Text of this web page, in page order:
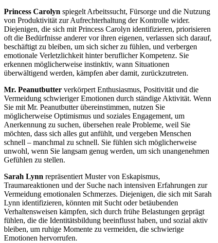
Princess Carolyn spiegelt Arbeitssucht, Fürsorge und die Nutzung
von Produktivität zur Aufrechterhaltung der Kontrolle wider.
Diejenigen, die sich mit Princess Carolyn identifizieren, priorisieren
oft die Bedürfnisse anderer vor ihren eigenen, verlassen sich darauf,
beschäftigt zu bleiben, um sich sicher zu fühlen, und verbergen
emotionale Verletzlichkeit hinter beruflicher Kompetenz. Sie
erkennen möglicherweise instinktiv, wann Situationen
überwältigend werden, kämpfen aber damit, zurückzutreten.
Mr. Peanutbutter verkörpert Enthusiasmus, Positivität und die
Vermeidung schwieriger Emotionen durch ständige Aktivität. Wenn
Sie mit Mr. Peanutbutter übereinstimmen, nutzen Sie
möglicherweise Optimismus und soziales Engagement, um
Anerkennung zu suchen, übersehen reale Probleme, weil Sie
möchten, dass sich alles gut anfühlt, und vergeben Menschen
schnell – manchmal zu schnell. Sie fühlen sich möglicherweise
unwohl, wenn Sie langsam genug werden, um sich unangenehmen
Gefühlen zu stellen.
Sarah Lynn repräsentiert Muster von Eskapismus,
Traumareaktionen und der Suche nach intensiven Erfahrungen zur
Vermeidung emotionalen Schmerzes. Diejenigen, die sich mit Sarah
Lynn identifizieren, könnten mit Sucht oder betäubenden
Verhaltensweisen kämpfen, sich durch frühe Belastungen geprägt
fühlen, die die Identitätsbildung beeinflusst haben, und sozial aktiv
bleiben, um ruhige Momente zu vermeiden, die schwierige
Emotionen hervorrufen.